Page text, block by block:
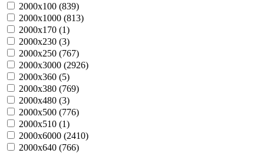
2000х100 (839)
2000х1000 (813)
2000х170 (1)
2000х230 (3)
2000х250 (767)
2000х3000 (2926)
2000х360 (5)
2000х380 (769)
2000х480 (3)
2000х500 (776)
2000х510 (1)
2000х6000 (2410)
2000х640 (766)